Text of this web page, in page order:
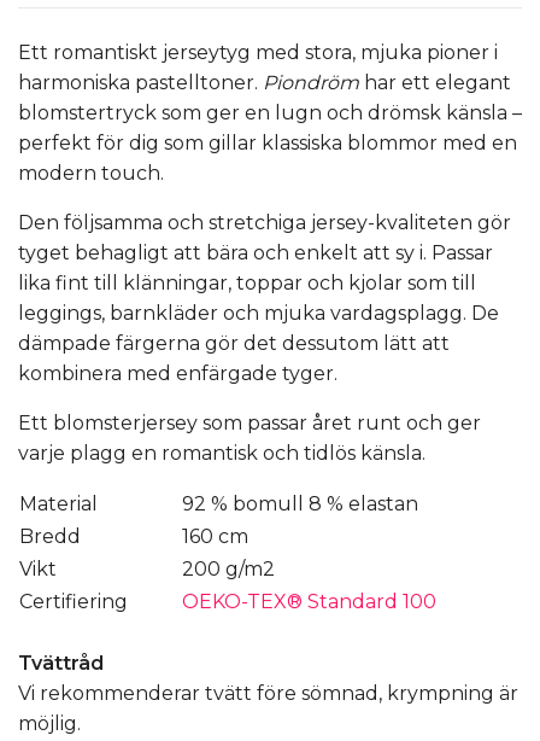
Ett romantiskt jerseytyg med stora, mjuka pioner i
harmoniska pastelltoner. Piondröm har ett elegant
blomstertryck som ger en lugn och drömsk känsla –
perfekt för dig som gillar klassiska blommor med en
modern touch.
Den följsamma och stretchiga jersey-kvaliteten gör
tyget behagligt att bära och enkelt att sy i. Passar
lika fint till klänningar, toppar och kjolar som till
leggings, barnkläder och mjuka vardagsplagg. De
dämpade färgerna gör det dessutom lätt att
kombinera med enfärgade tyger.
Ett blomsterjersey som passar året runt och ger
varje plagg en romantisk och tidlös känsla.
Material
92 % bomull 8 % elastan
Bredd
160 cm
Vikt
200 g/m2
Certifiering
OEKO-TEX® Standard 100
Tvättråd
Vi rekommenderar tvätt före sömnad, krympning är
möjlig.